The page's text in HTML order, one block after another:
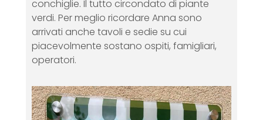
conchiglie. Il tutto circondato di piante
verdi. Per meglio ricordare Anna sono
arrivati anche tavoli e sedie su cui
piacevolmente sostano ospiti, famigliari,
operatori.